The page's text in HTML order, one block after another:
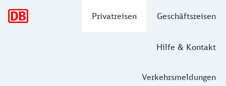
Privatreisen Geschäftsreisen
Hilfe & Kontakt
Verkehrsmeldungen